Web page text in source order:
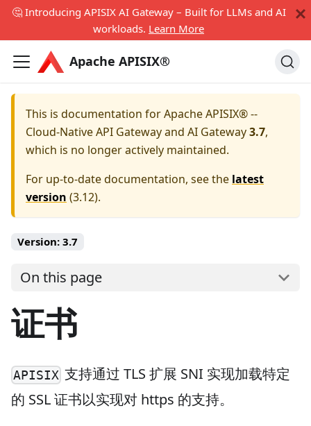
🤔 Introducing APISIX AI Gateway – Built for LLMs and AI
workloads. Learn More
Apache APISIX®
This is documentation forApache APISIX® --
Cloud-Native API Gateway and AI Gateway3.7,
which is no longer actively maintained.
For up-to-date documentation, see the latest
version (3.12).
Version: 3.7
On this page
证书
APISIX 支持通过 TLS 扩展 SNI 实现加载特定
的 SSL 证书以实现对 https 的支持。